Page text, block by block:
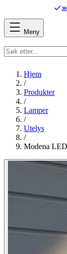
Meny
Hjem
/
Produkter
/
Lamper
/
Utelys
/
Modena